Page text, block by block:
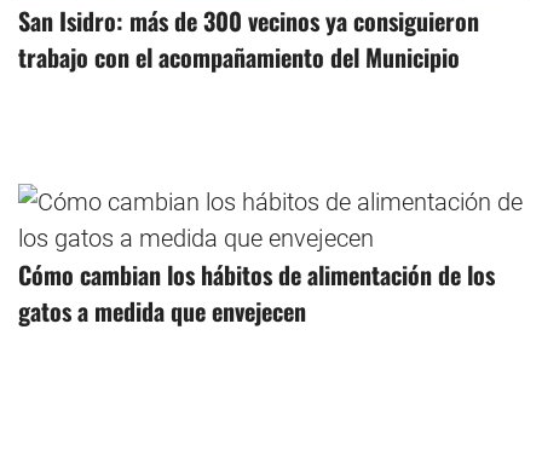
San Isidro: más de 300 vecinos ya consiguieron
trabajo con el acompañamiento del Municipio
Cómo cambian los hábitos de alimentación de los
gatos a medida que envejecen